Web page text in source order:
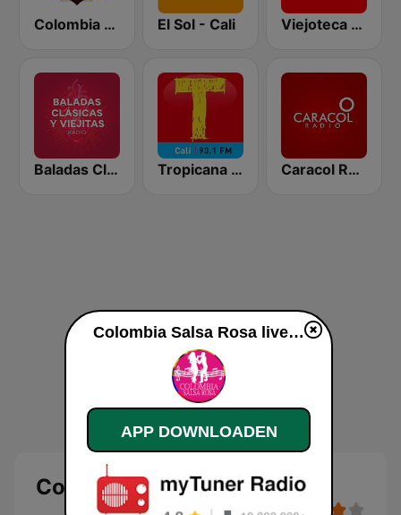
Colombia Salsa Dura El Sol - Cali Viejoteca Salsa Merengue Tropical
Baladas Clásicas y Viejitas Radio Tropicana Cali Caracol Radio
Colombia Salsa Rosa
Colombia Salsa Rosa live luisteren
APP DOWNLOADEN